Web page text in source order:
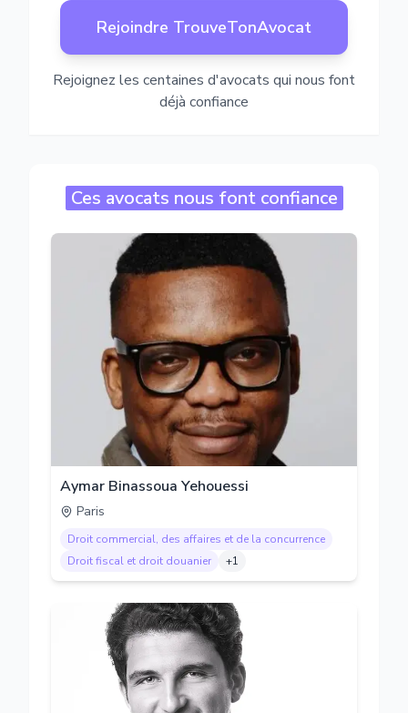
Rejoindre TrouveTonAvocat
Rejoignez les centaines d'avocats qui nous font
déjà confiance
Ces avocats nous font confiance
Aymar Binassoua Yehouessi
Paris
Droit commercial, des affaires et de la concurrence
Droit fiscal et droit douanier
+1